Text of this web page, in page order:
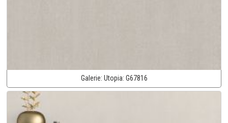
Galerie: Utopia: G67816